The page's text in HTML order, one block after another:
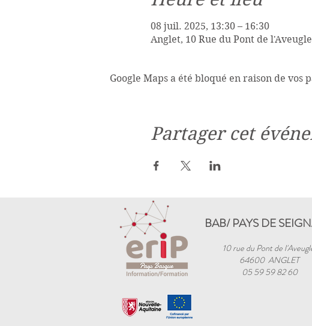
08 juil. 2025, 13:30 – 16:30
Anglet, 10 Rue du Pont de
Google Maps a été bloqué en raison de
Partager cet
BAB/ PAYS DE
10 rue du Pont de
64600 ANGLET
05 59 59 82 60